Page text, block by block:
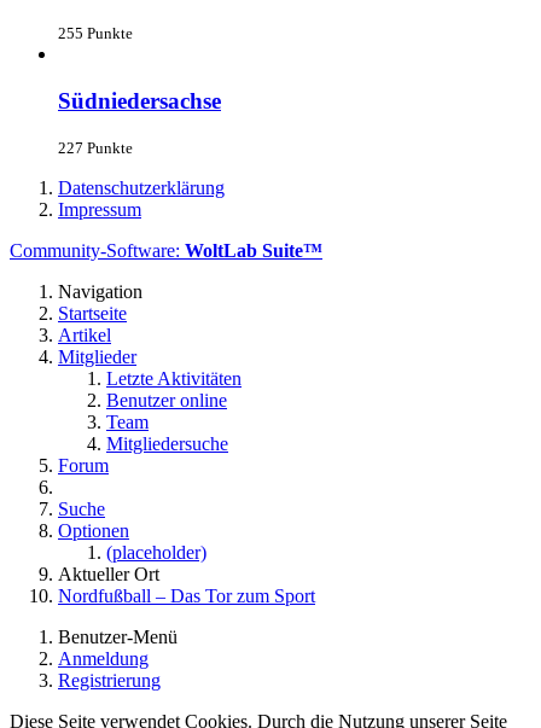
255 Punkte
Südniedersachse
227 Punkte
Datenschutzerklärung
Impressum
Community-Software: WoltLab Suite™
Navigation
Startseite
Artikel
Mitglieder
Letzte Aktivitäten
Benutzer online
Team
Mitgliedersuche
Forum
Suche
Optionen
(placeholder)
Aktueller Ort
Nordfußball – Das Tor zum Sport
Benutzer-Menü
Anmeldung
Registrierung
Diese Seite verwendet Cookies. Durch die Nutzung unserer Seite